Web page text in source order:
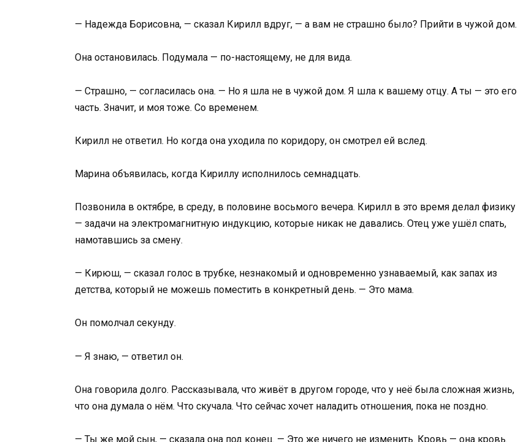
— Надежда Борисовна, — сказал Кирилл вдруг, — а вам не страшно было? Прийти в чужой дом.
Она остановилась. Подумала — по-настоящему, не для вида.
— Страшно, — согласилась она. — Но я шла не в чужой дом. Я шла к вашему отцу. А ты — это его
часть. Значит, и моя тоже. Со временем.
Кирилл не ответил. Но когда она уходила по коридору, он смотрел ей вслед.
Марина объявилась, когда Кириллу исполнилось семнадцать.
Позвонила в октябре, в среду, в половине восьмого вечера. Кирилл в это время делал физику
— задачи на электромагнитную индукцию, которые никак не давались. Отец уже ушёл спать,
намотавшись за смену.
— Кирюш, — сказал голос в трубке, незнакомый и одновременно узнаваемый, как запах из
детства, который не можешь поместить в конкретный день. — Это мама.
Он помолчал секунду.
— Я знаю, — ответил он.
Она говорила долго. Рассказывала, что живёт в другом городе, что у неё была сложная жизнь,
что она думала о нём. Что скучала. Что сейчас хочет наладить отношения, пока не поздно.
— Ты же мой сын, — сказала она под конец. — Это же ничего не изменить. Кровь — она кровь.